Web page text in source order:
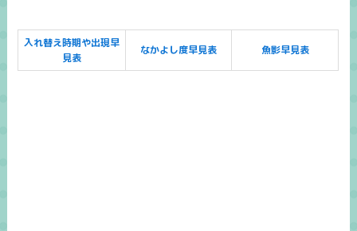
入れ替え時期や出現早
見表
なかよし度早見表 魚影早見表